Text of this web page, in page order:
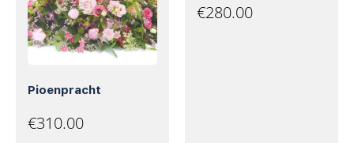
Pioenpracht
€310.00
€280.00